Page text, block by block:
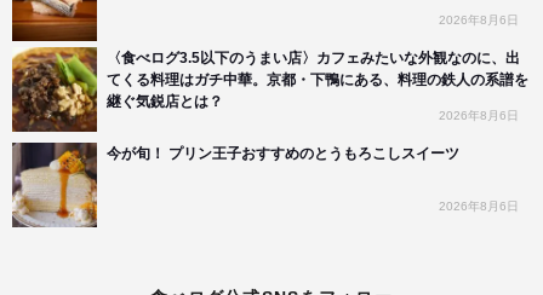
2026年8月6日
〈食べログ3.5以下のうまい店〉カフェみたいな外観なのに、出
てくる料理はガチ中華。京都・下鴨にある、料理の鉄人の系譜を
継ぐ気鋭店とは？
2026年8月6日
今が旬！ プリン王子おすすめのとうもろこしスイーツ
2026年8月6日